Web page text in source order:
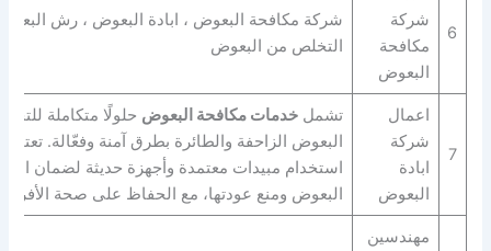
6
شركة
مكافحة
البعوض
شركة مكافحة البعوض ، ابادة البعوض ، رش
التخلص من البعوض
7
اعمال
شركة
ابادة
البعوض
تشمل خدمات مكافحة البعوض حلولًا متكاملة
البعوض الزاحفة والطائرة بطرق آمنة وفعّالة.
استخدام مبيدات معتمدة وأجهزة حديثة لضمان
البعوض ومنع عودتها، مع الحفاظ على صحة الأفراد
مهندسين